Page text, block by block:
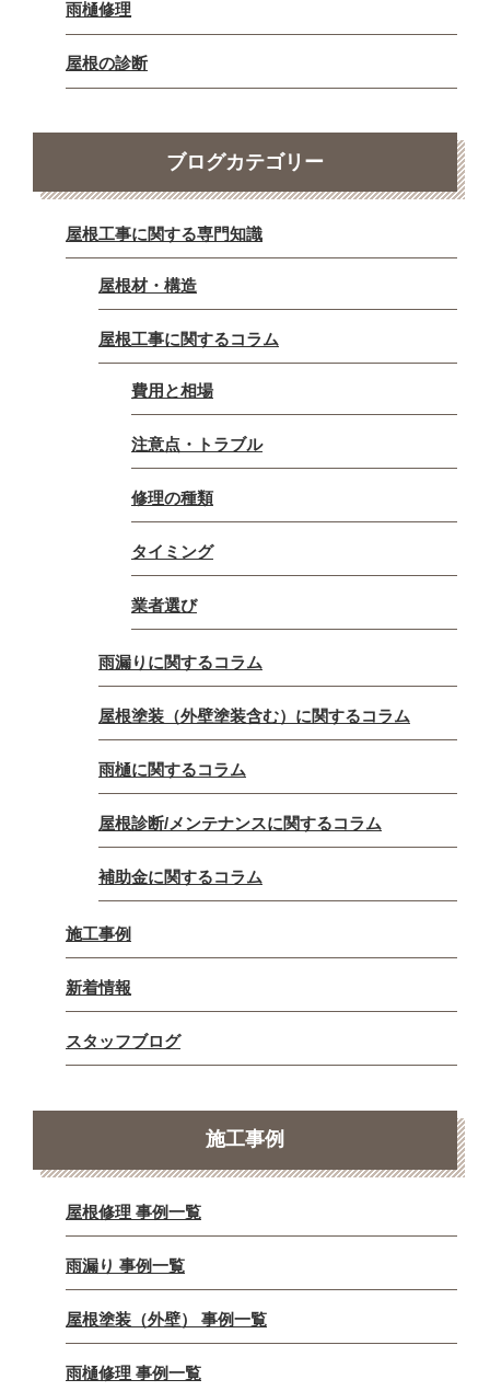
雨樋修理
屋根の診断
ブログカテゴリー
屋根工事に関する専門知識
屋根材・構造
屋根工事に関するコラム
費用と相場
注意点・トラブル
修理の種類
タイミング
業者選び
雨漏りに関するコラム
屋根塗装（外壁塗装含む）に関するコラム
雨樋に関するコラム
屋根診断/メンテナンスに関するコラム
補助金に関するコラム
施工事例
新着情報
スタッフブログ
施工事例
屋根修理 事例一覧
雨漏り 事例一覧
屋根塗装（外壁） 事例一覧
雨樋修理 事例一覧